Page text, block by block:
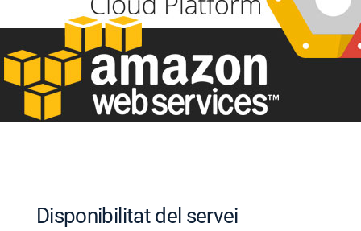
Disponibilitat del servei